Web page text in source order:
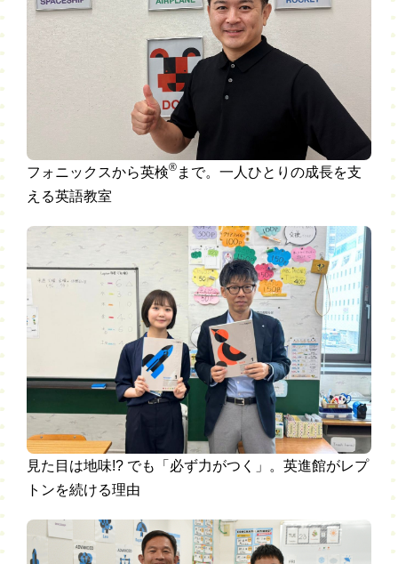
フォニックスから英検® まで。一人ひとりの成長を支
える英語教室
見た目は地味!? でも「必ず力がつく」。英進館がレプ
トンを続ける理由